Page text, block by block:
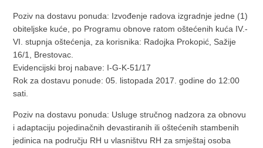
Poziv na dostavu ponuda: Izvođenje radova izgradnje jedne (1)
obiteljske kuće, po Programu obnove ratom oštećenih kuća IV.-
VI. stupnja oštećenja, za korisnika: Radojka Prokopić, Sažije
16/1, Brestovac.
Evidencijski broj nabave: I-G-K-51/17
Rok za dostavu ponude: 05. listopada 2017. godine do 12:00
sati.
Poziv na dostavu ponuda: Usluge stručnog nadzora za obnovu
i adaptaciju pojedinačnih devastiranih ili oštećenih stambenih
jedinica na području RH u vlasništvu RH za smještaj osoba